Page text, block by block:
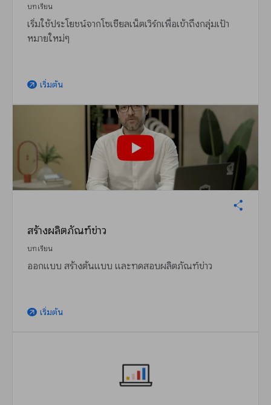
บทเรียน
เริ่มใช้ประโยชน์จากโซเชียลเน็ตเวิร์กเพื่อเข้าถึงกลุ่มเป้า
หมายใหม่ๆ
arrow_outward เริ่มต้น
สร้างผลิตภัณฑ์ข่าว
บทเรียน
ออกแบบ สร้างต้นแบบ และทดสอบผลิตภัณฑ์ข่าว
arrow_outward เริ่มต้น